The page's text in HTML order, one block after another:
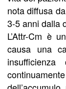
nota diffusa
3-5 anni dalla
L’Attr-Cm è
causa una